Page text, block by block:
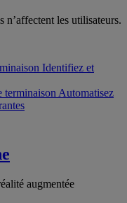
n’affectent les utilisateurs.
Identifiez et
terminaison Automatisez
augmentée